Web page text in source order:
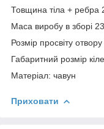
Товщина тіла + ребра
Маса виробу в зборі
Розмір просвіту
Габаритний розмір
Матеріал: чавун
Приховати